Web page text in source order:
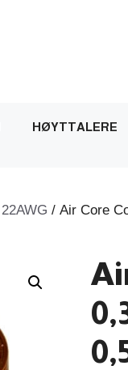
HØYTTALERE
22AWG / Air Core